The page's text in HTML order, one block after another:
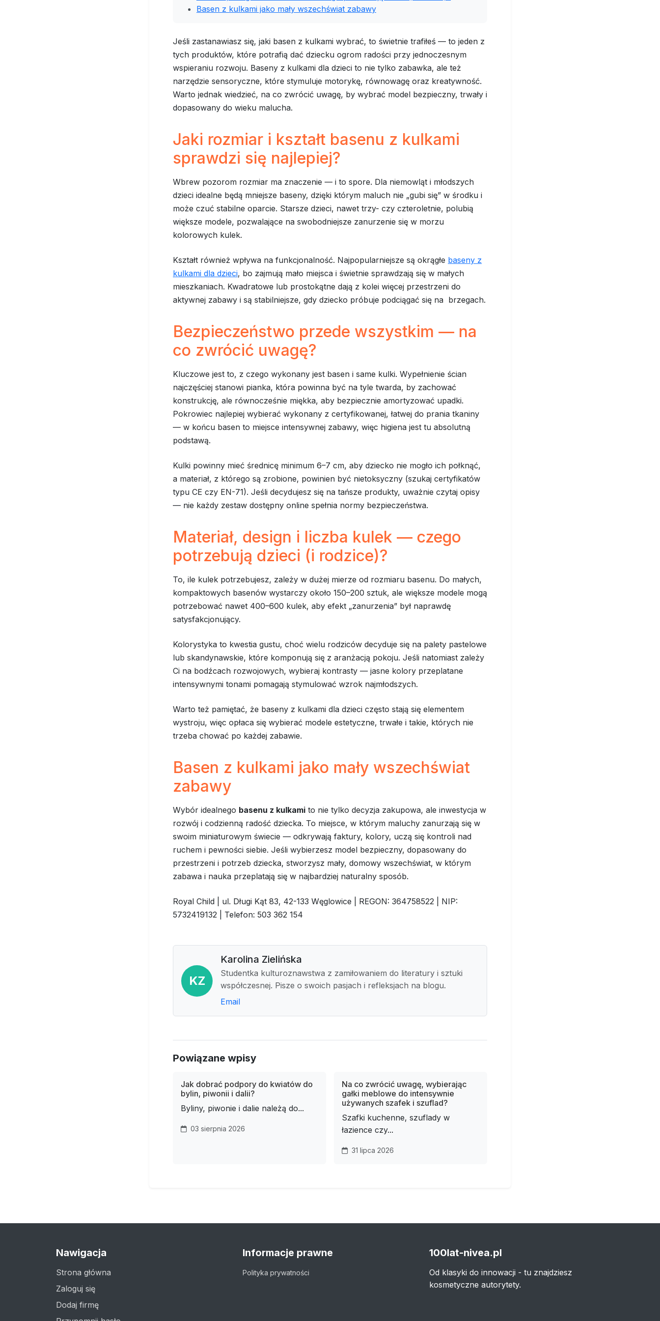
Basen z kulkami jako mały wszechświat zabawy
Jeśli zastanawiasz się, jaki basen z kulkami wybrać, to świetnie trafiłeś — to jeden z
tych produktów, które potrafią dać dziecku ogrom radości przy jednoczesnym
wspieraniu rozwoju. Baseny z kulkami dla dzieci to nie tylko zabawka, ale też
narzędzie sensoryczne, które stymuluje motorykę, równowagę oraz kreatywność.
Warto jednak wiedzieć, na co zwrócić uwagę, by wybrać model bezpieczny, trwały i
dopasowany do wieku malucha.
Jaki rozmiar i kształt basenu z kulkami
sprawdzi się najlepiej?
Wbrew pozorom rozmiar ma znaczenie — i to spore. Dla niemowląt i młodszych
dzieci idealne będą mniejsze baseny, dzięki którym maluch nie „gubi się” w środku i
może czuć stabilne oparcie. Starsze dzieci, nawet trzy- czy czteroletnie, polubią
większe modele, pozwalające na swobodniejsze zanurzenie się w morzu
kolorowych kulek.
Kształt również wpływa na funkcjonalność. Najpopularniejsze są okrągłe baseny z
kulkami dla dzieci, bo zajmują mało miejsca i świetnie sprawdzają się w małych
mieszkaniach. Kwadratowe lub prostokątne dają z kolei więcej przestrzeni do
aktywnej zabawy i są stabilniejsze, gdy dziecko próbuje podciągać się na brzegach.
Bezpieczeństwo przede wszystkim — na
co zwrócić uwagę?
Kluczowe jest to, z czego wykonany jest basen i same kulki. Wypełnienie ścian
najczęściej stanowi pianka, która powinna być na tyle twarda, by zachować
konstrukcję, ale równocześnie miękka, aby bezpiecznie amortyzować upadki.
Pokrowiec najlepiej wybierać wykonany z certyfikowanej, łatwej do prania tkaniny
— w końcu basen to miejsce intensywnej zabawy, więc higiena jest tu absolutną
podstawą.
Kulki powinny mieć średnicę minimum 6–7 cm, aby dziecko nie mogło ich połknąć,
a materiał, z którego są zrobione, powinien być nietoksyczny (szukaj certyfikatów
typu CE czy EN-71). Jeśli decydujesz się na tańsze produkty, uważnie czytaj opisy
— nie każdy zestaw dostępny online spełnia normy bezpieczeństwa.
Materiał, design i liczba kulek — czego
potrzebują dzieci (i rodzice)?
To, ile kulek potrzebujesz, zależy w dużej mierze od rozmiaru basenu. Do małych,
kompaktowych basenów wystarczy około 150–200 sztuk, ale większe modele mogą
potrzebować nawet 400–600 kulek, aby efekt „zanurzenia” był naprawdę
satysfakcjonujący.
Kolorystyka to kwestia gustu, choć wielu rodziców decyduje się na palety pastelowe
lub skandynawskie, które komponują się z aranżacją pokoju. Jeśli natomiast zależy
Ci na bodźcach rozwojowych, wybieraj kontrasty — jasne kolory przeplatane
intensywnymi tonami pomagają stymulować wzrok najmłodszych.
Warto też pamiętać, że baseny z kulkami dla dzieci często stają się elementem
wystroju, więc opłaca się wybierać modele estetyczne, trwałe i takie, których nie
trzeba chować po każdej zabawie.
Basen z kulkami jako mały wszechświat
zabawy
Wybór idealnego basenu z kulkami to nie tylko decyzja zakupowa, ale inwestycja w
rozwój i codzienną radość dziecka. To miejsce, w którym maluchy zanurzają się w
swoim miniaturowym świecie — odkrywają faktury, kolory, uczą się kontroli nad
ruchem i pewności siebie. Jeśli wybierzesz model bezpieczny, dopasowany do
przestrzeni i potrzeb dziecka, stworzysz mały, domowy wszechświat, w którym
zabawa i nauka przeplatają się w najbardziej naturalny sposób.
Royal Child | ul. Długi Kąt 83, 42-133 Węglowice | REGON: 364758522 | NIP:
5732419132 | Telefon: 503 362 154
KZ
Karolina Zielińska
Studentka kulturoznawstwa z zamiłowaniem do literatury i sztuki
współczesnej. Pisze o swoich pasjach i refleksjach na blogu.
Email
Powiązane wpisy
Jak dobrać podpory do kwiatów do
bylin, piwonii i dalii?
Byliny, piwonie i dalie należą do...
03 sierpnia 2026
Na co zwrócić uwagę, wybierając
gałki meblowe do intensywnie
używanych szafek i szuflad?
Szafki kuchenne, szuflady w
łazience czy...
31 lipca 2026
Nawigacja
Strona główna
Zaloguj się
Dodaj firmę
Informacje prawne
Polityka prywatności
100lat-nivea.pl
Od klasyki do innowacji - tu znajdziesz
kosmetyczne autorytety.